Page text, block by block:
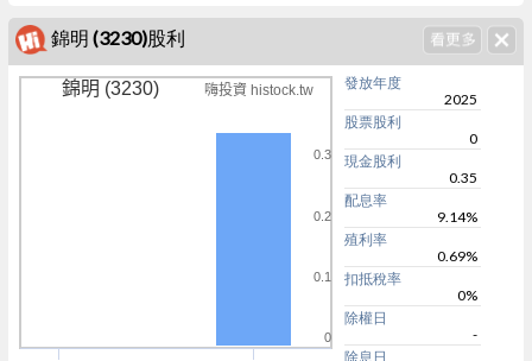
錦明 (3230)股利
錦明 (3230) 嗨投資 histock.tw
0
0.1
0.2
0.3
發放年度
2025
股票股利
0
現金股利
0.35
配息率
9.14%
殖利率
0.69%
扣抵稅率
0%
除權日
-
除息日